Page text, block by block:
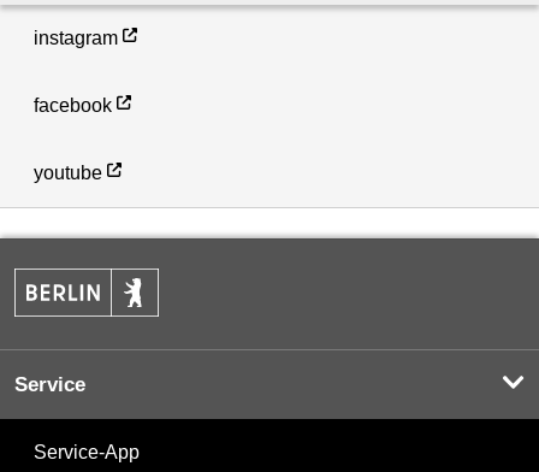
instagram
facebook
youtube
Service
Service-App